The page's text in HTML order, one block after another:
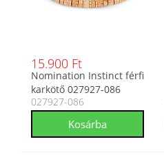
15.900 Ft
Nomination Instinct férfi
karkötő 027927-086
027927-086